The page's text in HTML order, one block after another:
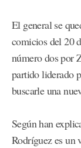
El general se
comicios del 20
número dos por
partido liderado
buscarle una
Según han
Rodríguez es un